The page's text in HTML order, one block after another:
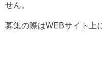
せん。
募集の際はWEBサイト上